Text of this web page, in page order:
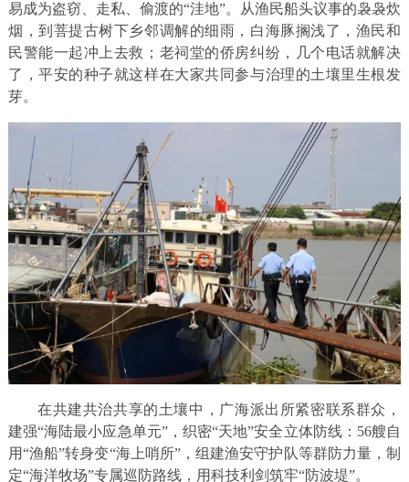
易成为盗窃、走私、偷渡的“洼地”。从渔民船头议事的袅袅炊
烟，到菩提古树下乡邻调解的细雨，白海豚搁浅了，渔民和
民警能一起冲上去救；老祠堂的侨房纠纷，几个电话就解决
了，平安的种子就这样在大家共同参与治理的土壤里生根发
芽。
在共建共治共享的土壤中，广海派出所紧密联系群众，
建强“海陆最小应急单元”，织密“天地”安全立体防线：56艘自
用“渔船”转身变“海上哨所”，组建渔安守护队等群防力量，制
定“海洋牧场”专属巡防路线，用科技利剑筑牢“防波堤”。